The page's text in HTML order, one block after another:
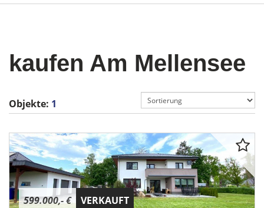
kaufen Am Mellensee
Objekte: 1
599.000,- € VERKAUFT